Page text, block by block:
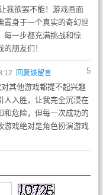
我欲罢不能！游戏画面
置身于一个真实的奇幻世
每一步都充满挑战和惊
朋友们！
5
回复该留言
其他游戏都提不起兴趣
人入胜，让我完全沉浸在
和危险，但每一次成功的
游戏绝对是角色扮演游戏